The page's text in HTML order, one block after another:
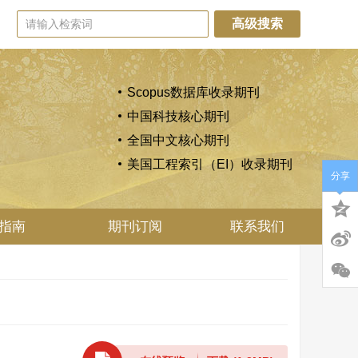
高级搜索
Scopus数据库收录期刊
中国科技核心期刊
全国中文核心期刊
美国工程索引（EI）收录期刊
南 期刊订阅 联系我们
分享